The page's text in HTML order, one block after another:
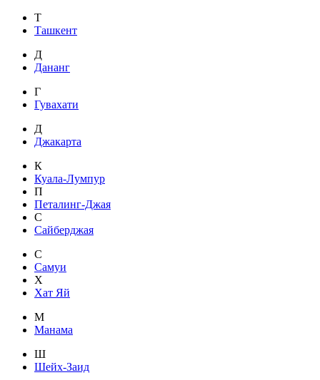
Т
Ташкент
Д
Дананг
Г
Гувахати
Д
Джакарта
К
Куала-Лумпур
П
Петалинг-Джая
С
Сайберджая
С
Самуи
Х
Хат Яй
М
Манама
Ш
Шейх-Заид